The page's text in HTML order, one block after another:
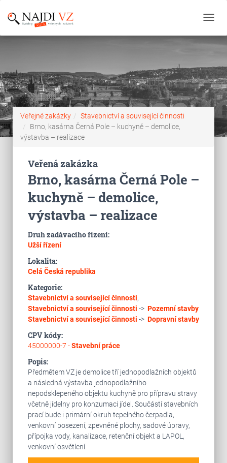
Veřejné zakázky
Stavebnictví a související činnosti
Brno, kasárna Černá Pole – kuchyně – demolice,
výstavba – realizace
Veřená zakázka
Brno, kasárna Černá Pole –
kuchyně – demolice,
výstavba – realizace
Druh zadávacího řízení:
Užší řízení
Lokalita:
Celá Česká republika
Kategorie:
Stavebnictví a související činnosti,
Stavebnictví a související činnosti -> Pozemní stavby
Stavebnictví a související činnosti -> Dopravní stavby
CPV kódy:
45000000-7 -Stavební práce
Popis:
Předmětem VZ je demolice tří jednopodlažních objektů
a následná výstavba jednopodlažního
nepodsklepeného objektu kuchyně pro přípravu stravy
včetně jídelny pro konzumaci jídel. Součástí stavebních
prací bude i primární okruh tepelného čerpadla,
venkovní posezení, zpevněné plochy, sadové úpravy,
přípojka vody, kanalizace, retenční objekt a LAPOL,
venkovní osvětlení.